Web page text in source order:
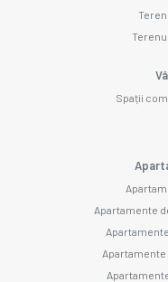
Spații
Apartamente
Apartamente